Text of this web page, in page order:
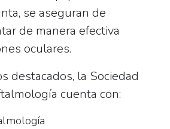
se aseguran de
de manera efectiva
oculares.
destacados, la Sociedad
cuenta con: